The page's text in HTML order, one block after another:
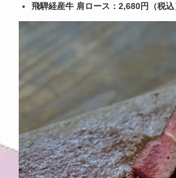
飛騨経産牛 肩ロース：2,680円（税込